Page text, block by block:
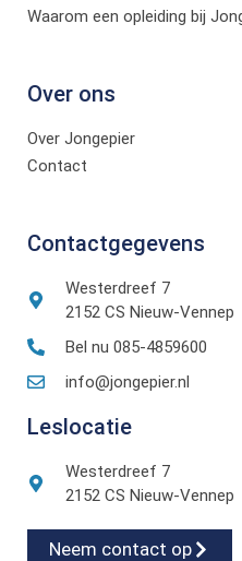
Waarom een opleiding bij
Over ons
Over Jongepier
Contact
Contactgegevens
Westerdreef 7
2152 CS Nieuw-Vennep
Bel nu 085-4859600
info@jongepier.nl
Leslocatie
Westerdreef 7
2152 CS Nieuw-Vennep
Neem contact op